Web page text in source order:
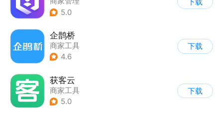
5.0
企鹊桥
商家工具
4.6
下载
获客云
商家工具
5.0
下载